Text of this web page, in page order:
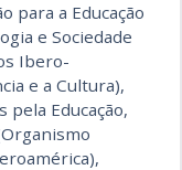
para a Educação
e Sociedade
Ibero-
e a Cultura),
pela Educação,